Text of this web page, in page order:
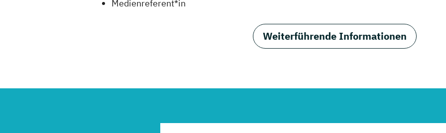
Medienreferent*in
Weiterführende Informationen